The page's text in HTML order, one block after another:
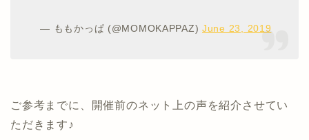
— ももかっぱ (@MOMOKAPPAZ)June 23, 2019
ご参考までに、開催前のネット上の声を紹介させてい
ただきます♪